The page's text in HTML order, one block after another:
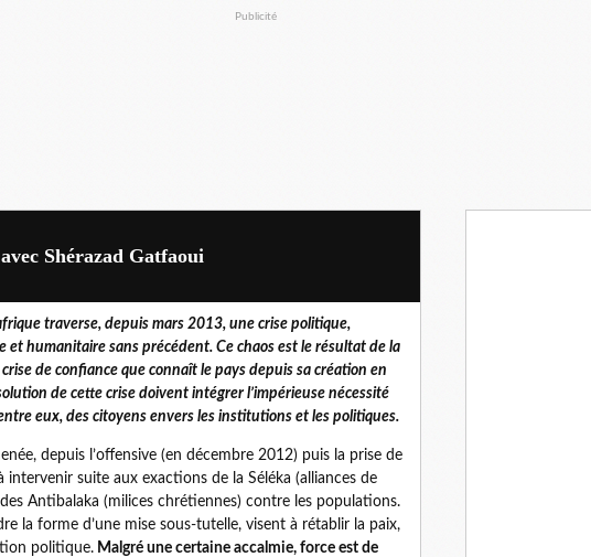
Publicité
Shérazad Gatfaoui
traverse, depuis mars 2013, une crise politique,
et humanitaire sans précédent. Ce chaos est le résultat de la
de confiance que connaît le pays depuis sa création en
de cette crise doivent intégrer l’impérieuse nécessité
eux, des citoyens envers les institutions et les politiques.
depuis l’offensive (en décembre 2012) puis la prise de
intervenir suite aux exactions de la Séléka (alliances de
Antibalaka (milices chrétiennes) contre les populations.
la forme d’une mise sous-tutelle, visent à rétablir la paix,
politique. Malgré une certaine accalmie, force est de